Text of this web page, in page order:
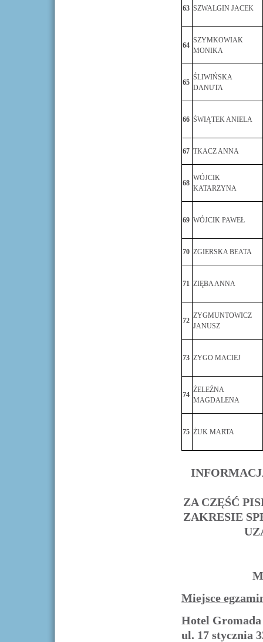
63 SZWALGIN JACEK
64
SZYMKOWIAK
MONIKA
65
ŚLIWIŃSKA
DANUTA
66 ŚWIĄTEK ANIELA
67 TKACZ ANNA
68
WÓJCIK
KATARZYNA
69 WÓJCIK PAWEŁ
70 ZGIERSKA BEATA
71 ZIĘBA ANNA
72
ZYGMUNTOWICZ
JANUSZ
73 ZYGO MACIEJ
74
ŻELEŹNA
MAGDALENA
75 ŻUK MARTA
ZA CZĘŚĆ
ZAKRESIE
Miejsce
Hotel
ul. 17 stycznia